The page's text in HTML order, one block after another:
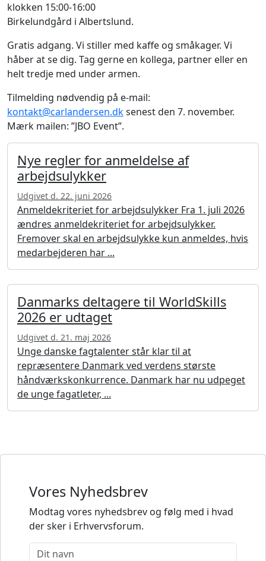
klokken 15:00-16:00
Birkelundgård i Albertslund.
Gratis adgang. Vi stiller med kaffe og småkager. Vi
håber at se dig. Tag gerne en kollega, partner eller en
helt tredje med under armen.
Tilmelding nødvendig på e-mail:
kontakt@carlandersen.dksenest den 7. november.
Mærk mailen: ”JBO Event”.
Nye regler for anmeldelse af
arbejdsulykker
Udgivet d. 22. juni 2026
Anmeldekriteriet for arbejdsulykker Fra 1. juli 2026
ændres anmeldekriteriet for arbejdsulykker.
Fremover skal en arbejdsulykke kun anmeldes, hvis
medarbejderen har ...
Danmarks deltagere til WorldSkills
2026 er udtaget
Udgivet d. 21. maj 2026
Unge danske fagtalenter står klar til at
repræsentere Danmark ved verdens største
håndværkskonkurrence. Danmark har nu udpeget
de unge fagatleter, ...
Vores Nyhedsbrev
Modtag vores nyhedsbrev og følg med i hvad
der sker i Erhvervsforum.